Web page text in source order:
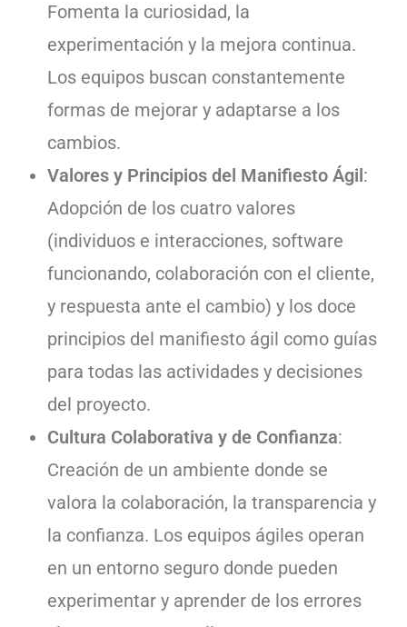
Fomenta la curiosidad, la
experimentación y la mejora continua.
Los equipos buscan constantemente
formas de mejorar y adaptarse a los
cambios.
Valores y Principios del Manifiesto Ágil:
Adopción de los cuatro valores
(individuos e interacciones, software
funcionando, colaboración con el cliente,
y respuesta ante el cambio) y los doce
principios del manifiesto ágil como guías
para todas las actividades y decisiones
del proyecto.
Cultura Colaborativa y de Confianza:
Creación de un ambiente donde se
valora la colaboración, la transparencia y
la confianza. Los equipos ágiles operan
en un entorno seguro donde pueden
experimentar y aprender de los errores